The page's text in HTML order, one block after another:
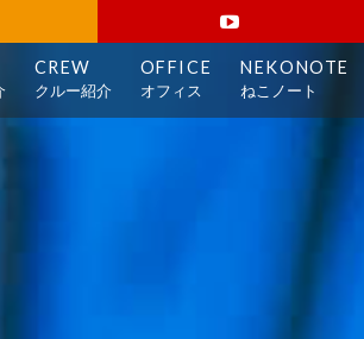
CREW
クルー紹介
OFFICE
オフィス
NEKONOTE
ねこノート